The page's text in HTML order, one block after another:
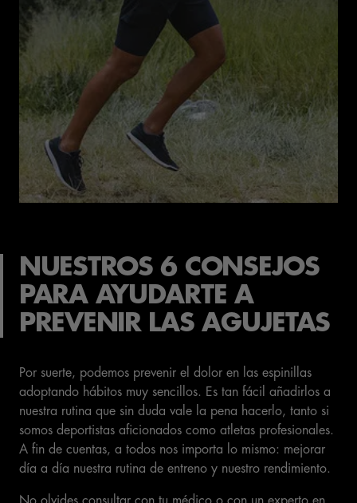
NUESTROS 6 CONSEJOS
PARA AYUDARTE A
PREVENIR LAS AGUJETAS
Por suerte, podemos prevenir el dolor en las espinillas
adoptando hábitos muy sencillos. Es tan fácil añadirlos a
nuestra rutina que sin duda vale la pena hacerlo, tanto si
somos deportistas aficionados como atletas profesionales.
A fin de cuentas, a todos nos importa lo mismo: mejorar
día a día nuestra rutina de entreno y nuestro rendimiento.